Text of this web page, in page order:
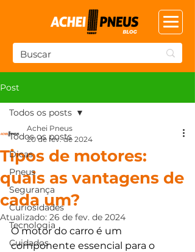
Post
Todos os posts
Dicas
Pneus
Segurança
Curiosidades
Tecnologia
Cuidados
Todos os posts
Tipos de motores:
quais as vantagens de
cada um?
Achei Pneus
20 de fev. de 2024
Atualizado: 26 de fev. de 2024
O motor do carro é um
componente essencial para o